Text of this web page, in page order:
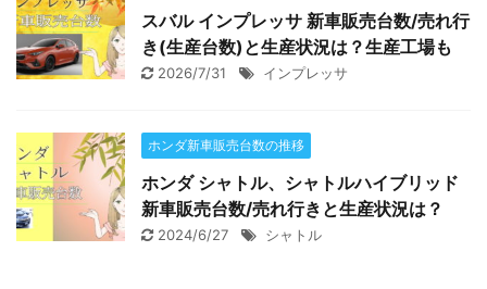
スバル インプレッサ 新車販売台数/売れ行
き(生産台数)と生産状況は？生産工場も
2026/7/31 インプレッサ
ホンダ新車販売台数の推移
ホンダ シャトル、シャトルハイブリッド
新車販売台数/売れ行きと生産状況は？
2024/6/27 シャトル